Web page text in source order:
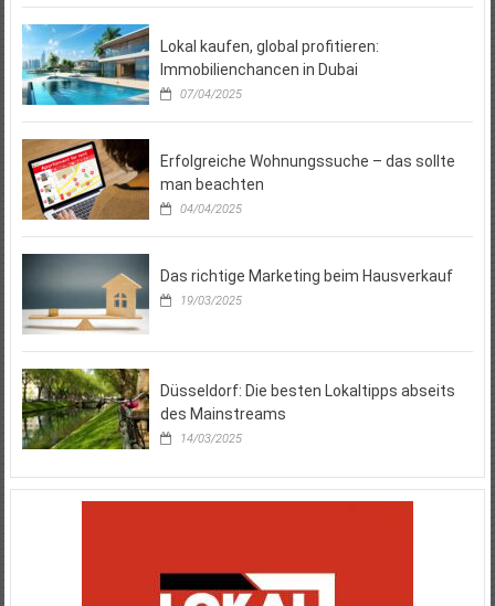
Lokal kaufen, global profitieren:
Immobilienchancen in Dubai
07/04/2025
Erfolgreiche Wohnungssuche – das sollte
man beachten
04/04/2025
Das richtige Marketing beim Hausverkauf
19/03/2025
Düsseldorf: Die besten Lokaltipps abseits
des Mainstreams
14/03/2025